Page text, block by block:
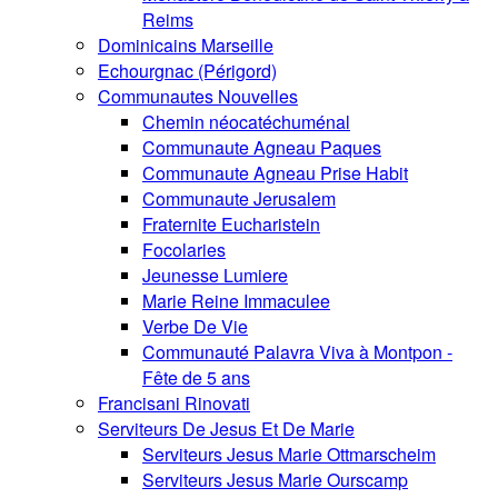
Reims
Dominicains Marseille
Echourgnac (Périgord)
Communautes Nouvelles
Chemin néocatéchuménal
Communaute Agneau Paques
Communaute Agneau Prise Habit
Communaute Jerusalem
Fraternite Eucharistein
Focolaries
Jeunesse Lumiere
Marie Reine Immaculee
Verbe De Vie
Communauté Palavra Viva à Montpon -
Fête de 5 ans
Francisani Rinovati
Serviteurs De Jesus Et De Marie
Serviteurs Jesus Marie Ottmarscheim
Serviteurs Jesus Marie Ourscamp